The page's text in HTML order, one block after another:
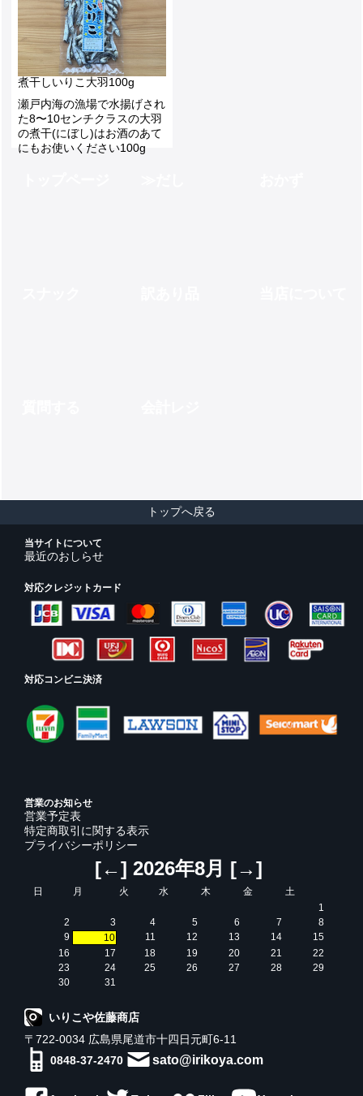
2,900
煮干しいりこ大羽100g
瀬戸内海の漁場で水揚げされ
た8〜10センチクラスの大羽
の煮干(にぼし)はお酒のあて
にもお使いください100g
トップへ戻る
当サイトについて
最近のおしらせ
対応クレジットカード
対応コンビニ決済
営業のお知らせ
営業予定表
特定商取引に関する表示
プライバシーポリシー
[←] 2026年8月 [→]
日 月 火 水 木 金
土
1
2
3 4 5 6 7
8
9
10 11 12 13 14
15
16
17 18 19 20 21
22
23
24 25 26 27 28
29
30
31
いりこや佐藤商店
〒722-0034 広島県尾道市十四日元町6-11
0848-37-2470
sato@irikoya.com